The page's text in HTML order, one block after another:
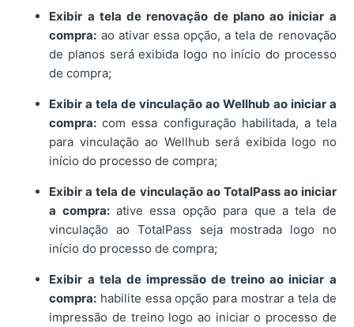
Exibir a tela de renovação de plano ao iniciar a
compra: ao ativar essa opção, a tela de renovação
de planos será exibida logo no início do processo
de compra;
Exibir a tela de vinculação ao Wellhub ao iniciar a
compra: com essa configuração habilitada, a tela
para vinculação ao Wellhub será exibida logo no
início do processo de compra;
Exibir a tela de vinculação ao TotalPass ao iniciar
a compra:ative essa opção para que a tela de
vinculação ao TotalPass seja mostrada logo no
início do processo de compra;
Exibir a tela de impressão de treino ao iniciar a
compra: habilite essa opção para mostrar a tela de
impressão de treino logo ao iniciar o processo de